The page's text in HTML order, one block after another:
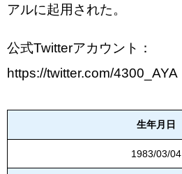
アルに起用された。
公式Twitterアカウント：
https://twitter.com/4300_AYA
生年月日
1983/03/04